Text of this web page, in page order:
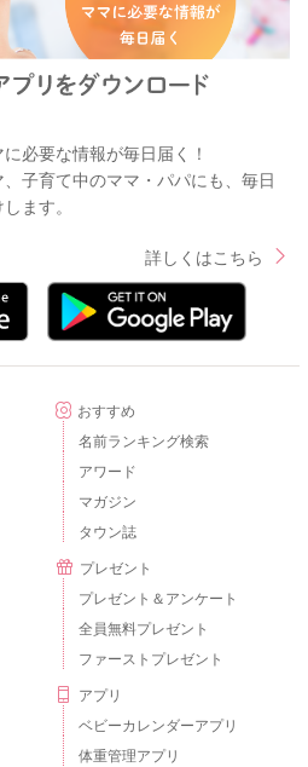
必要な情報が毎日届く！
子育て中のママ・パパにも、毎日
ます。
詳しくはこちら
おすすめ
名前ランキング検索
アワード
マガジン
タウン誌
プレゼント
プレゼント＆アンケート
全員無料プレゼント
ファーストプレゼント
アプリ
ベビーカレンダーアプリ
体重管理アプリ